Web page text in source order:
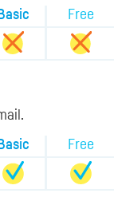
Free
Free